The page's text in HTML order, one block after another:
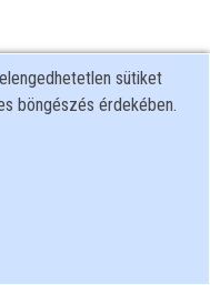
sütiket
böngészés érdekében.